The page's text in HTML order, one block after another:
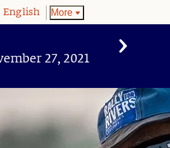
English More
27, 2021